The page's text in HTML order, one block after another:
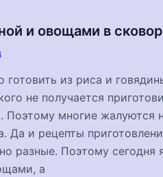
и овощами в
готовить из риса и
не получается
Поэтому многие жалуются
Да и рецепты
разные. Поэтому сегодня
а